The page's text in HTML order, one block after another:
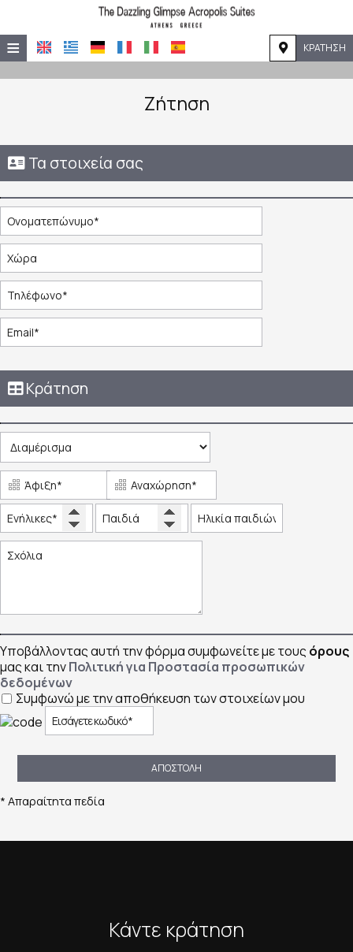
≡ ΚΡΆΤΗΣΗ
ΑΡΧΙΚΉ
ΔΙΑΜΟΝΉ
ΠΑΡΟΧΈΣ
ΦΩΤΟΓΡΑΦΊΕΣ
ΖΉΤΗΣΗ
ΕΠΙΚΟΙΝΩΝΊΑ
Ζήτηση
Τα στοιχεία σας
Κράτηση
Υποβάλλοντας αυτή την φόρμα συμφωνείτε με τους όρους
μας και τηνΠολιτική για Προστασία προσωπικών
δεδομένων
Συμφωνώ με την αποθήκευση των στοιχείων μου
ΑΠΟΣΤΟΛΉ
* Απαραίτητα πεδία
Κάντε κράτηση